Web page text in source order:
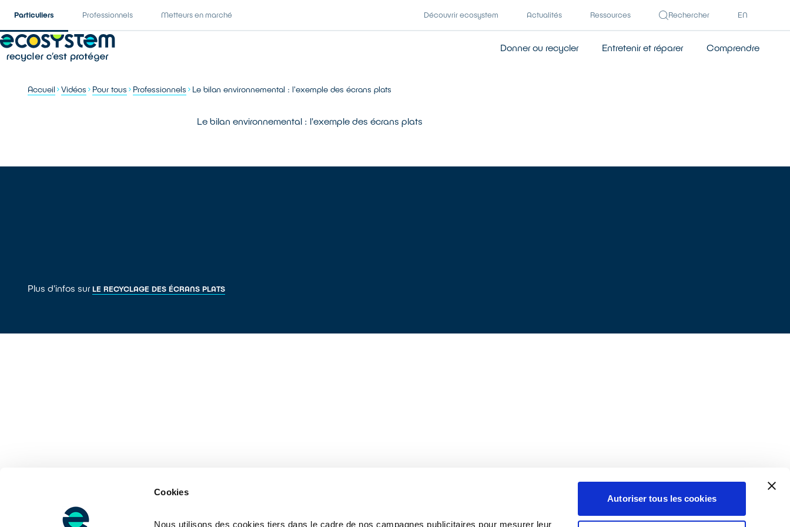
Cookies
Nous utilisons des cookies tiers dans le cadre de nos campagnes publicitaires pour mesurer leur
Autoriser tous les cookies
Particuliers Professionnels Metteurs en marché Découvrir ecosystem Actualités Ressources Rechercher EN
Donner ou recycler Entretenir et réparer Comprendre
Accueil Vidéos Pour tous Professionnels Le bilan environnemental : l'exemple des écrans plats
Le bilan environnemental : l'exemple des écrans plats
Plus d'infos surLE RECYCLAGE DES ÉCRANS PLATS